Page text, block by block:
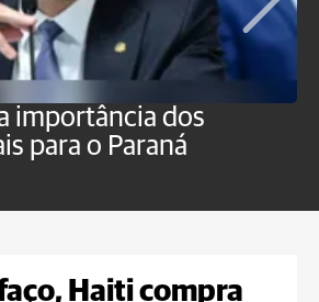
importância dos
para o Paraná
Haiti compra